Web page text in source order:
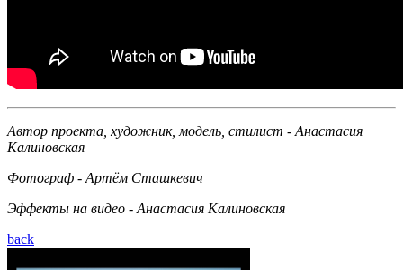
Автор проекта, художник, модель, стилист - Анастасия
Калиновская
Фотограф - Артём Сташкевич
Эффекты на видео - Анастасия Калиновская
back